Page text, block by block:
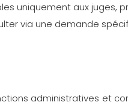
uniquement aux juges,
via une demande
administratives et